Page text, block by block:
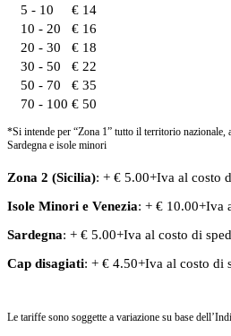
5 - 10
€ 14
10 - 20
€ 16
20 - 30
€ 18
30 - 50
€ 22
50 - 70
€ 35
70 - 100 € 50
*Si intende per “Zona 1” tutto il territorio nazionale,
Sardegna e isole minori
Zona 2 (Sicilia): + € 5.00+Iva al costo
Isole Minori e Venezia: + € 10.00+Iva
Sardegna: + € 5.00+Iva al costo di
Cap disagiati: + € 4.50+Iva al costo di
Le tariffe sono soggette a variazione su base